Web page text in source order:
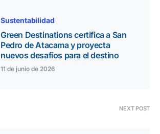
Sustentabilidad
Green Destinations certifica a San
Pedro de Atacama y proyecta
nuevos desafíos para el destino
11 de junio de 2026
NEXT POST